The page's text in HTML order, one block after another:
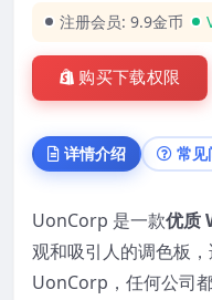
注册会员: 9.9金币
购买下载权限
详情介绍 常见
UonCorp 是一款优质
观和吸引人的调色板
UonCorp，任何公司